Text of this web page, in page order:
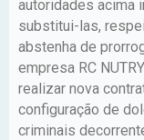
autoridades acima
substitui-las,
abstenha de
empresa RC
realizar nova
configuração de
criminais